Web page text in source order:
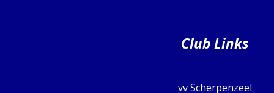
Club Links
vv Scherpenzeel